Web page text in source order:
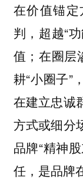
在价值锚
判，超越“
值；在圈层
耕“小圈子”
在建立忠诚
方式或细分
品牌“精神股
任，是品牌